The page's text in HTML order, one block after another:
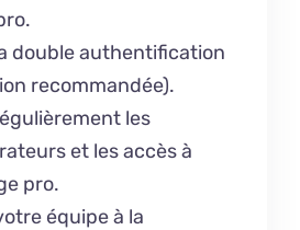
double authentification
recommandée).
les
et les accès à
pro.
équipe à la